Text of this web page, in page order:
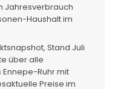
Jahresverbrauch
Haushalt im
Stand Juli
über alle
Ruhr mit
Preise im